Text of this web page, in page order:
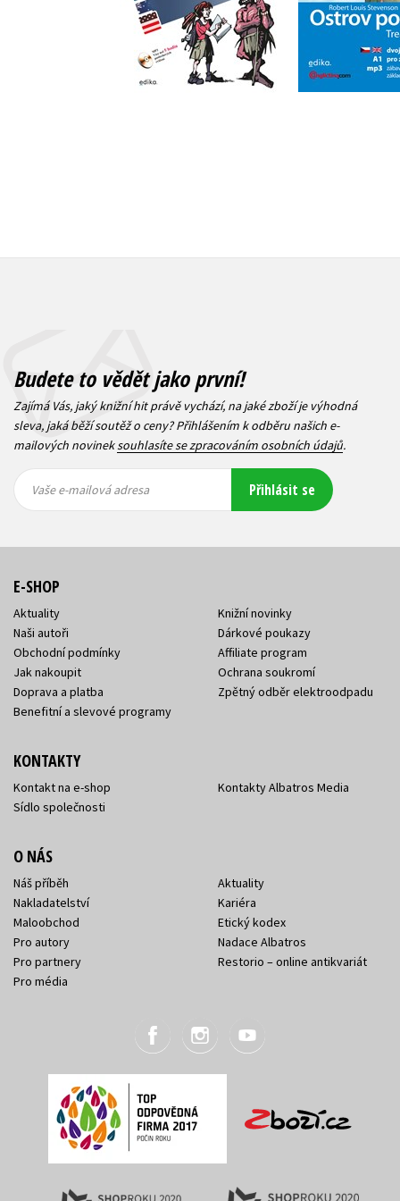
Do košíku
Do
199 Kč
Budete to vědět jako první!
Zajímá Vás, jaký knižní hit právě vychází, na jaké zboží je výhodná
sleva, jaká běží soutěž o ceny? Přihlášením k odběru našich e-
mailových novineksouhlasíte se zpracováním osobních údajů.
mailová
mailová
Vaše e-mailová adresa Přihlásit se
E-SHOP
Aktuality
Naši autoři
Obchodní podmínky
Jak nakoupit
Doprava a platba
Benefitní a slevové programy
Knižní novinky
Dárkové poukazy
Affiliate program
Ochrana soukromí
Zpětný odběr elektroodpadu
KONTAKTY
Kontakt na e-shop
Sídlo společnosti
Kontakty Albatros Media
O NÁS
Náš příběh
Nakladatelství
Maloobchod
Pro autory
Pro partnery
Pro média
Aktuality
Kariéra
Etický kodex
Nadace Albatros
Restorio – online antikvariát